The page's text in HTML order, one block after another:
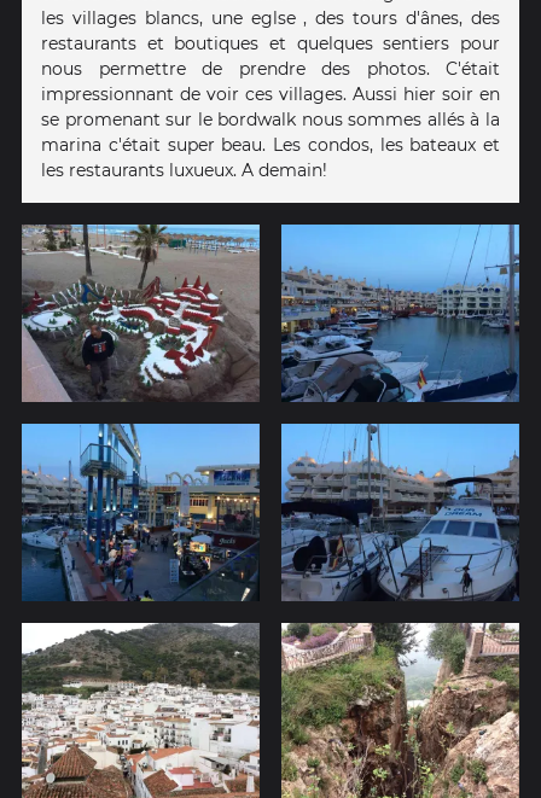
les villages blancs, une eglse , des tours d'ânes, des
restaurants et boutiques et quelques sentiers pour
nous permettre de prendre des photos. C'était
impressionnant de voir ces villages. Aussi hier soir en
se promenant sur le bordwalk nous sommes allés à la
marina c'était super beau. Les condos, les bateaux et
les restaurants luxueux. A demain!